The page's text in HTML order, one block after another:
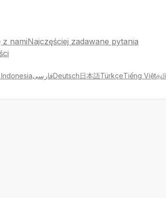
z namiNajczęściej zadawane pytania
فارسیDeutsch日本語TürkçeTiếng Việt